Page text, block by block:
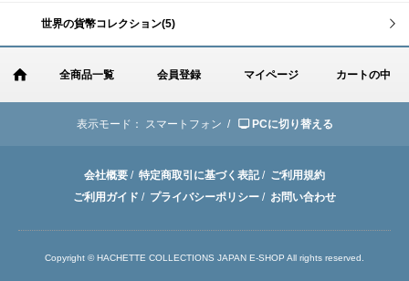
世界の貨幣コレクション(5)
全商品一覧 会員登録 マイページ カートの中
表示モード： スマートフォン / PCに切り替える
会社概要 / 特定商取引に基づく表記/ ご利用規約
ご利用ガイド / プライバシーポリシー / お問い合わせ
Copyright © HACHETTE COLLECTIONS JAPAN E-SHOP All rights reserved.